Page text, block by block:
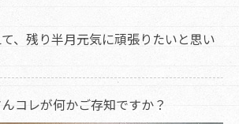
、残り半月元気に頑張りたいと思い
コレが何かご存知ですか？